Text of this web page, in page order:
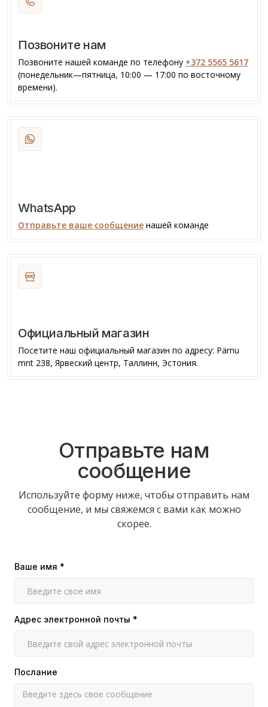
Позвоните нам
Позвоните нашей команде по телефону +372 5565 5617
(понедельник—пятница, 10:00 — 17:00 по восточному
времени).
WhatsApp
Отправьте ваше сообщение нашей команде
Официальный магазин
Посетите наш официальный магазин по адресу: Pärnu
mnt 238, Ярвеский центр, Таллинн, Эстония.
Отправьте нам
сообщение
Используйте форму ниже, чтобы отправить нам
сообщение, и мы свяжемся с вами как можно
скорее.
Ваше имя *
Адрес электронной почты *
Послание